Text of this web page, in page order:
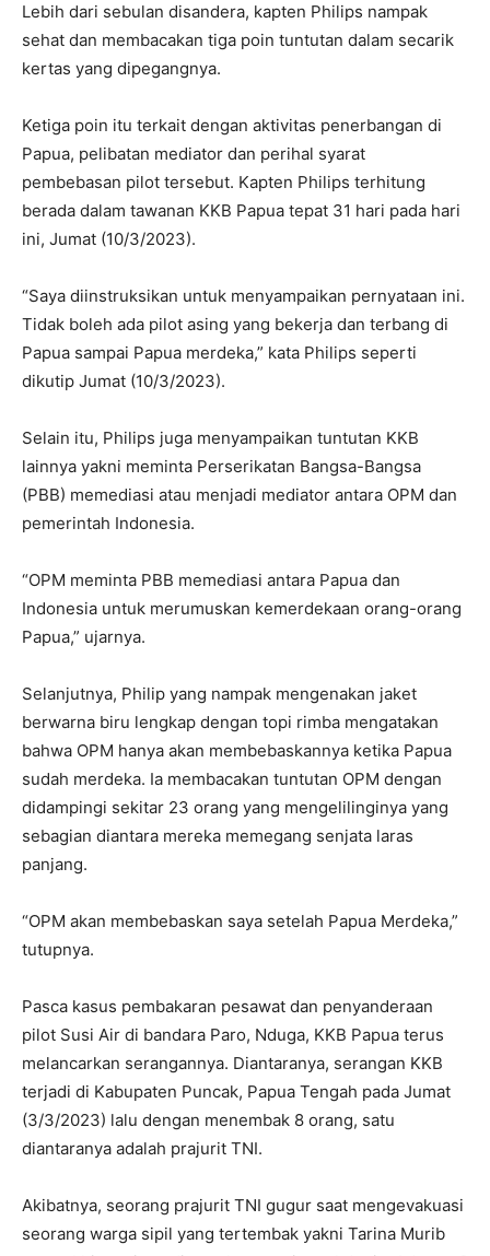
Lebih dari sebulan disandera, kapten Philips nampak
sehat dan membacakan tiga poin tuntutan dalam secarik
kertas yang dipegangnya.
Ketiga poin itu terkait dengan aktivitas penerbangan di
Papua, pelibatan mediator dan perihal syarat
pembebasan pilot tersebut. Kapten Philips terhitung
berada dalam tawanan KKB Papua tepat 31 hari pada hari
ini, Jumat (10/3/2023).
“Saya diinstruksikan untuk menyampaikan pernyataan ini.
Tidak boleh ada pilot asing yang bekerja dan terbang di
Papua sampai Papua merdeka,” kata Philips seperti
dikutip Jumat (10/3/2023).
Selain itu, Philips juga menyampaikan tuntutan KKB
lainnya yakni meminta Perserikatan Bangsa-Bangsa
(PBB) memediasi atau menjadi mediator antara OPM dan
pemerintah Indonesia.
“OPM meminta PBB memediasi antara Papua dan
Indonesia untuk merumuskan kemerdekaan orang-orang
Papua,” ujarnya.
Selanjutnya, Philip yang nampak mengenakan jaket
berwarna biru lengkap dengan topi rimba mengatakan
bahwa OPM hanya akan membebaskannya ketika Papua
sudah merdeka. Ia membacakan tuntutan OPM dengan
didampingi sekitar 23 orang yang mengelilinginya yang
sebagian diantara mereka memegang senjata laras
panjang.
“OPM akan membebaskan saya setelah Papua Merdeka,”
tutupnya.
Pasca kasus pembakaran pesawat dan penyanderaan
pilot Susi Air di bandara Paro, Nduga, KKB Papua terus
melancarkan serangannya. Diantaranya, serangan KKB
terjadi di Kabupaten Puncak, Papua Tengah pada Jumat
(3/3/2023) lalu dengan menembak 8 orang, satu
diantaranya adalah prajurit TNI.
Akibatnya, seorang prajurit TNI gugur saat mengevakuasi
seorang warga sipil yang tertembak yakni Tarina Murib